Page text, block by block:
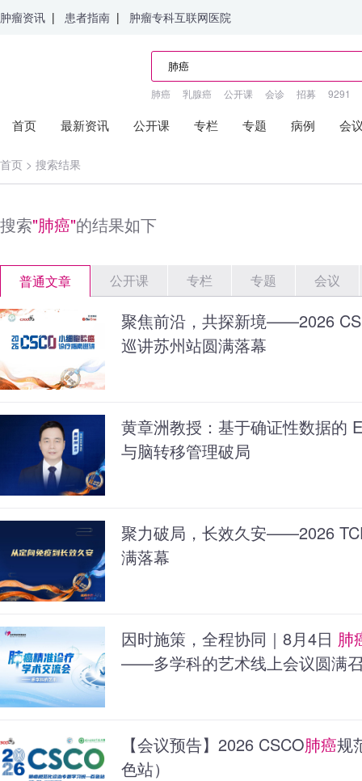
肿瘤资讯 | 患者指南 | 肿瘤专科互联网医院
肺癌 乳腺癌 公开课 会诊 招募 9291
首页 最新资讯 公开课 专栏 专题 病例 会
首页 > 搜索结果
搜索"肺癌"的结果如下
普通文章 公开课 专栏 专题 会议
聚焦前沿，共探新境——2026
巡讲苏州站圆满落幕
黄章洲教授：基于确证性数据的
与脑转移管理破局
聚力破局，长效久安——2026
满落幕
因时施策，全程协同｜8月4日 肺
——多学科的艺术线上会议圆满
【会议预告】2026 CSCO肺癌规
色站）